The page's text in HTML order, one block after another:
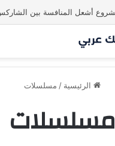
الرئيسية / مسلسلات
مسلسلات